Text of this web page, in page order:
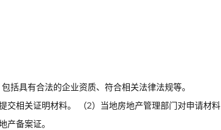
括具有合法的企业资质、符合相关法律法规等。
交相关证明材料。 （2）当地房地产管理部门对申请材料
备案证。